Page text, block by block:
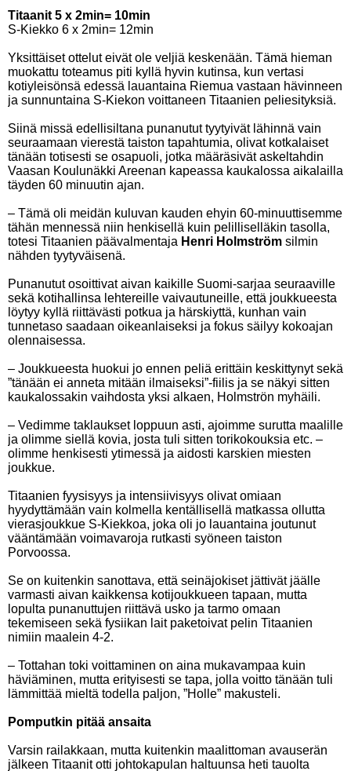
Titaanit 5 x 2min= 10min
S-Kiekko 6 x 2min= 12min
Yksittäiset ottelut eivät ole veljiä keskenään. Tämä hieman
muokattu toteamus piti kyllä hyvin kutinsa, kun vertasi
kotiyleisönsä edessä lauantaina Riemua vastaan hävinneen
ja sunnuntaina S-Kiekon voittaneen Titaanien peliesityksiä.
Siinä missä edellisiltana punanutut tyytyivät lähinnä vain
seuraamaan vierestä taiston tapahtumia, olivat kotkalaiset
tänään totisesti se osapuoli, jotka määräsivät askeltahdin
Vaasan Koulunäkki Areenan kapeassa kaukalossa aikalailla
täyden 60 minuutin ajan.
– Tämä oli meidän kuluvan kauden ehyin 60-minuuttisemme
tähän mennessä niin henkisellä kuin pelilliselläkin tasolla,
totesi Titaanien päävalmentaja Henri Holmström silmin
nähden tyytyväisenä.
Punanutut osoittivat aivan kaikille Suomi-sarjaa seuraaville
sekä kotihallinsa lehtereille vaivautuneille, että joukkueesta
löytyy kyllä riittävästi potkua ja härskiyttä, kunhan vain
tunnetaso saadaan oikeanlaiseksi ja fokus säilyy kokoajan
olennaisessa.
– Joukkueesta huokui jo ennen peliä erittäin keskittynyt sekä
”tänään ei anneta mitään ilmaiseksi”-fiilis ja se näkyi sitten
kaukalossakin vaihdosta yksi alkaen, Holmströn myhäili.
– Vedimme taklaukset loppuun asti, ajoimme surutta maalille
ja olimme siellä kovia, josta tuli sitten torikokouksia etc. –
olimme henkisesti ytimessä ja aidosti karskien miesten
joukkue.
Titaanien fyysisyys ja intensiivisyys olivat omiaan
hyydyttämään vain kolmella kentällisellä matkassa ollutta
vierasjoukkue S-Kiekkoa, joka oli jo lauantaina joutunut
vääntämään voimavaroja rutkasti syöneen taiston
Porvoossa.
Se on kuitenkin sanottava, että seinäjokiset jättivät jäälle
varmasti aivan kaikkensa kotijoukkueen tapaan, mutta
lopulta punanuttujen riittävä usko ja tarmo omaan
tekemiseen sekä fysiikan lait paketoivat pelin Titaanien
nimiin maalein 4-2.
– Tottahan toki voittaminen on aina mukavampaa kuin
häviäminen, mutta erityisesti se tapa, jolla voitto tänään tuli
lämmittää mieltä todella paljon, ”Holle” makusteli.
Pomputkin pitää ansaita
Varsin railakkaan, mutta kuitenkin maalittoman avauserän
jälkeen Titaanit otti johtokapulan haltuunsa heti tauolta